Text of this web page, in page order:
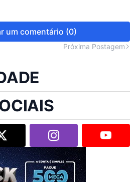
um comentário (0)
Próxima Postagem